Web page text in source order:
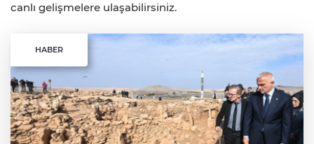
canlı gelişmelere ulaşabilirsiniz.
HABER